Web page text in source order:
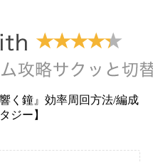
く鐘』効率周回方法/編成
ジー】